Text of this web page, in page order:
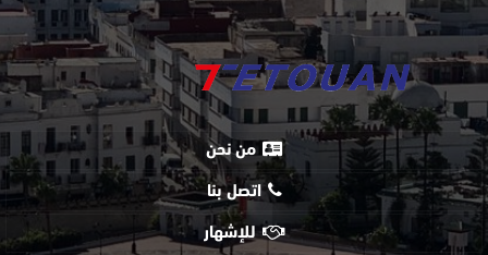
من نحن
اتصل بنا
للإشهار